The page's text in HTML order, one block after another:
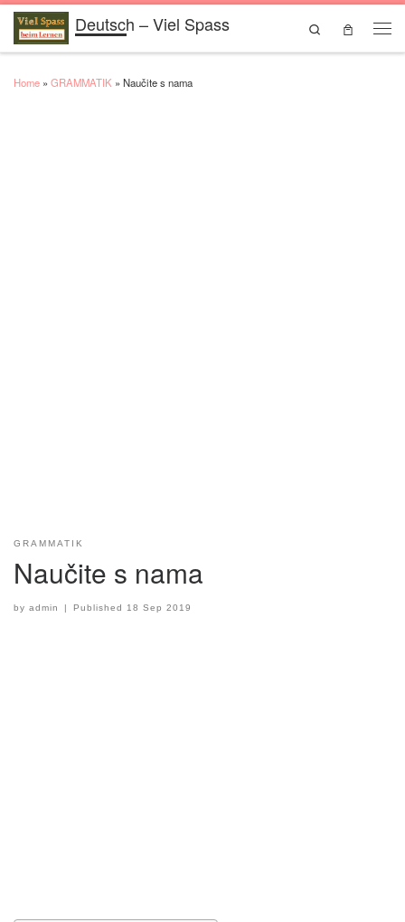
Skip to contentDeutsch – Viel Spass
Search
Home » GRAMMATIK » Naučite s nama
GRAMMATIK
Naučite s nama
by admin Published18 Sep 2019